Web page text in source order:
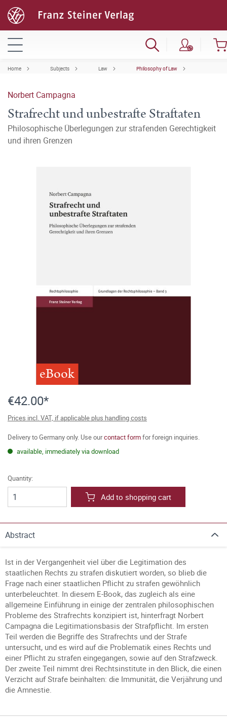
Home Subjects Law Philosophy of Law
Norbert Campagna
Strafrecht und unbestrafte Straftaten
Philosophische Überlegungen zur strafenden Gerechtigkeit
und ihren Grenzen
eBook
€42.00*
Prices incl. VAT, if applicable plus handling costs
Delivery to Germany only. Use ourcontact formfor foreign inquiries.
available, immediately via download
Quantity:
Add to shopping cart
Abstract
Ist in der Vergangenheit viel über die Legitimation des
staatlichen Rechts zu strafen diskutiert worden, so blieb die
Frage nach einer staatlichen Pflicht zu strafen gewöhnlich
unterbeleuchtet. In diesem E-Book, das zugleich als eine
allgemeine Einführung in einige der zentralen philosophischen
Probleme des Strafrechts konzipiert ist, hinterfragt Norbert
Campagna die Legitimationsbasis der Strafpflicht. Im ersten
Teil werden die Begriffe des Strafrechts und der Strafe
untersucht, und es wird auf die Problematik eines Rechts und
einer Pflicht zu strafen eingegangen, sowie auf den Strafzweck.
Der zweite Teil nimmt drei Rechtsinstitute in den Blick, die einen
Verzicht auf Strafe beinhalten: die Immunität, die Verjährung und
die Amnestie.